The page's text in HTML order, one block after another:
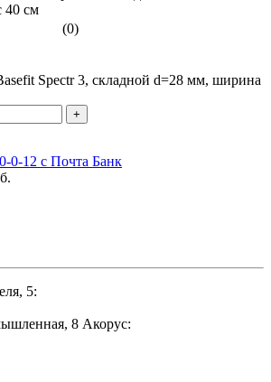
(0)
Spectr 3, складной d=28 мм, ширина
+
0-12 с Почта Банк
5:
8 Акорус: